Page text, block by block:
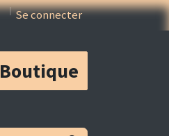
Se connecter
Boutique